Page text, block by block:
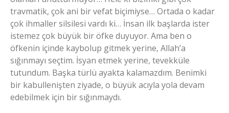
travmatik, çok ani bir vefat biçimiyse… Ortada o kadar
çok ihmaller silsilesi vardı ki… İnsan ilk başlarda ister
istemez çok büyük bir öfke duyuyor. Ama ben o
öfkenin içinde kaybolup gitmek yerine, Allah’a
sığınmayı seçtim. İsyan etmek yerine, tevekküle
tutundum. Başka türlü ayakta kalamazdım. Benimki
bir kabullenişten ziyade, o büyük acıyla yola devam
edebilmek için bir sığınmaydı.